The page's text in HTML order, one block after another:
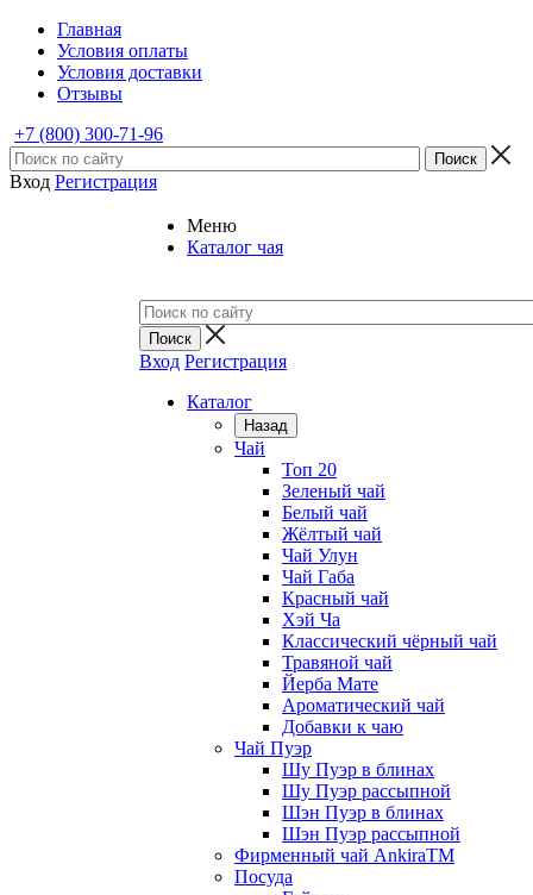
Главная
Условия оплаты
Условия доставки
Отзывы
+7 (800) 300-71-96
Вход Регистрация
Меню
Каталог чая
Вход Регистрация
Каталог
Назад
Чай
Топ 20
Зеленый чай
Белый чай
Жёлтый чай
Чай Улун
Чай Габа
Красный чай
Хэй Ча
Классический чёрный чай
Травяной чай
Йерба Мате
Ароматический чай
Добавки к чаю
Чай Пуэр
Шу Пуэр в блинах
Шу Пуэр рассыпной
Шэн Пуэр в блинах
Шэн Пуэр рассыпной
Фирменный чай AnkiraTM
Посуда